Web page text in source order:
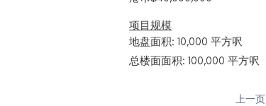
地盘面积: 10,000 平方呎
总楼面面积: 100,000 平方呎
项目规模
上一页